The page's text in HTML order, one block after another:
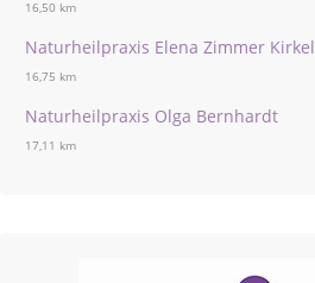
16,50 km
Naturheilpraxis Elena Zimmer Kirkel
16,75 km
Naturheilpraxis Olga Bernhardt
17,11 km